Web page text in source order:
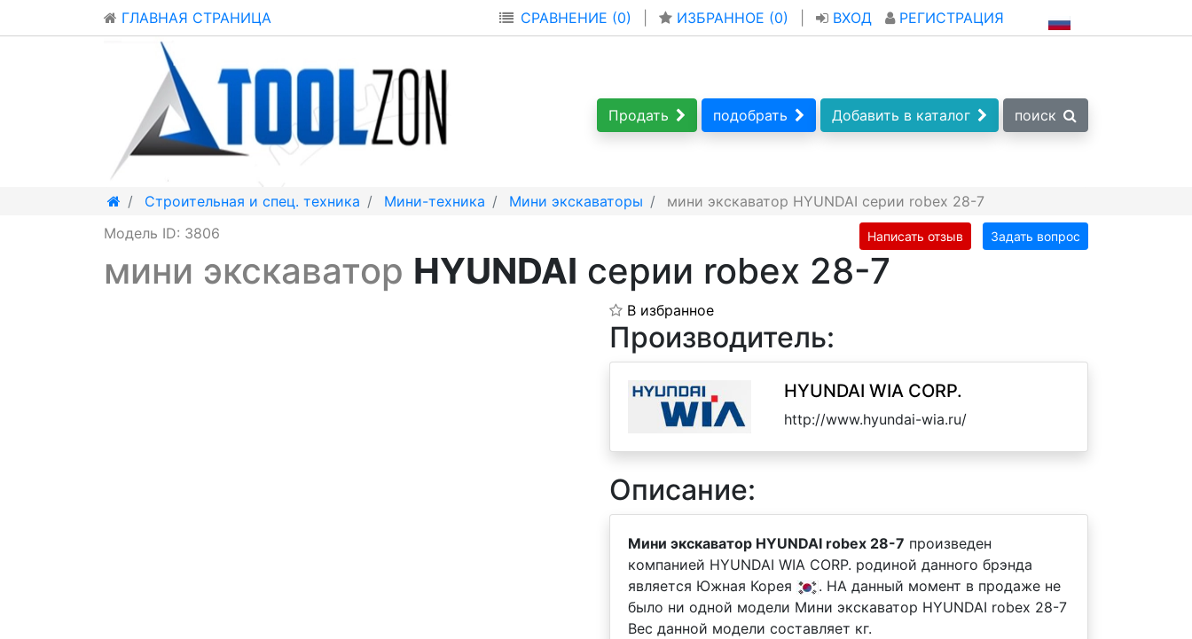
ГЛАВНАЯ СТРАНИЦА СРАВНЕНИЕ (0) ИЗБРАННОЕ (0) ВХОД РЕГИСТРАЦИЯ
Продать подобрать Добавить в каталог поиск
Строительная и спец. техника Мини-техника Мини экскаваторы
мини экскаватор HYUNDAI серии robex 28-7
Модель ID: 3806
Написать отзыв Задать вопрос
мини экскаватор HYUNDAI серии robex 28-7
В избранное
Производитель:
HYUNDAI WIA CORP.
http://www.hyundai-wia.ru/
Описание:
Мини экскаватор HYUNDAI robex 28-7 произведен
компанией HYUNDAI WIA CORP. родиной данного брэнда
является Южная Корея
. НА данный момент в продаже не
было ни одной модели Мини экскаватор HYUNDAI robex 28-7
Вес данной модели составляет кг.